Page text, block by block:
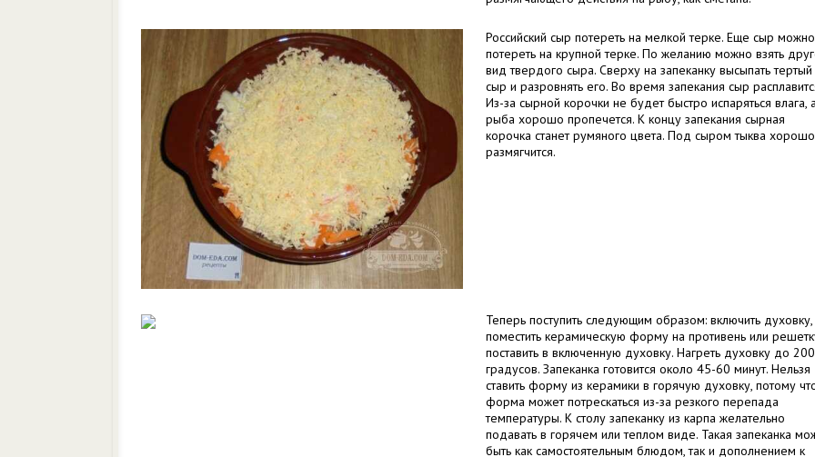
Российский сыр потереть на мелкой терке. Еще сыр можно
потереть на крупной терке. По желанию можно взять
вид твердого сыра. Сверху на запеканку высыпать тертый
сыр и разровнять его. Во время запекания сыр
Из-за сырной корочки не будет быстро испаряться влага, а
рыба хорошо пропечется. К концу запекания сырная
корочка станет румяного цвета. Под сыром тыква хорошо
размягчится.
Теперь поступить следующим образом: включить духовку,
поместить керамическую форму на противень или
поставить в включенную духовку. Нагреть духовку до 200
градусов. Запеканка готовится около 45-60 минут. Нельзя
ставить форму из керамики в горячую духовку, потому
форма может потрескаться из-за резкого перепада
температуры. К столу запеканку из карпа желательно
подавать в горячем или теплом виде. Такая запеканка
быть как самостоятельным блюдом, так и дополнением к